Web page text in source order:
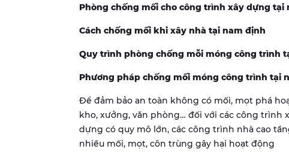
Phòng chống mối cho công trình xây dựng tại
Cách chống mối khi xây nhà tại nam định
Quy trình phòng chống mỗi móng công trình
Phương pháp chống mối móng công trình tại
Để đảm bảo an toàn không có mối, mọt phá
kho, xưởng, văn phòng… đối với các công trình
dựng có quy mô lớn, các công trình nhà cao
nhiều mối, mọt, côn trùng gây hại hoạt động